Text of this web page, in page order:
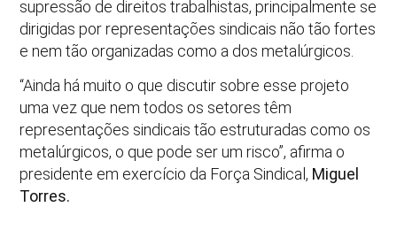
supressão de direitos trabalhistas, principalmente se
dirigidas por representações sindicais não tão fortes
e nem tão organizadas como a dos metalúrgicos.
“Ainda há muito o que discutir sobre esse projeto
uma vez que nem todos os setores têm
representações sindicais tão estruturadas como os
metalúrgicos, o que pode ser um risco”, afirma o
presidente em exercício da Força Sindical, Miguel
Torres.